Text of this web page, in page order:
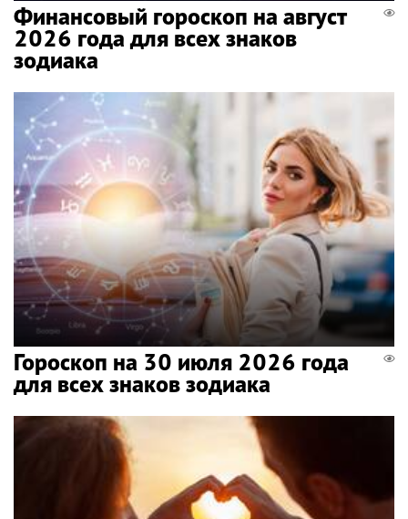
Финансовый гороскоп на август
2026 года для всех знаков
зодиака
Гороскоп на 30 июля 2026 года
для всех знаков зодиака